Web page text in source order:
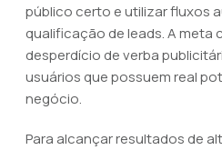
público certo e utilizar fluxos
qualificação de leads. A meta
desperdício de verba
usuários que possuem real
negócio.
Para alcançar resultados de